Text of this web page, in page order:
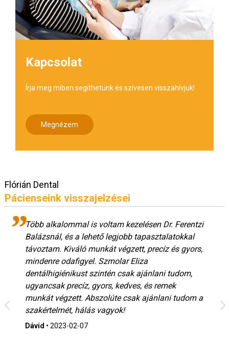
Kapcsolat
Írja meg miben segíthetünk és szívesen visszahívjuk!
Megnézem
Flórián Dental
Pácienseink visszajelzései
Több alkalommal is voltam kezelésen Dr. Ferentzi
Balázsnál, és a lehető legjobb tapasztalatokkal
távoztam. Kiváló munkát végzett, precíz és gyors,
mindenre odafigyel. Szmolar Eliza
dentálhigiénikust szintén csak ajánlani tudom,
ugyancsak precíz, gyors, kedves, és remek
munkát végzett. Abszolúte csak ajánlani tudom a
szakértelmét, hálás vagyok!
Dávid • 2023-02-07